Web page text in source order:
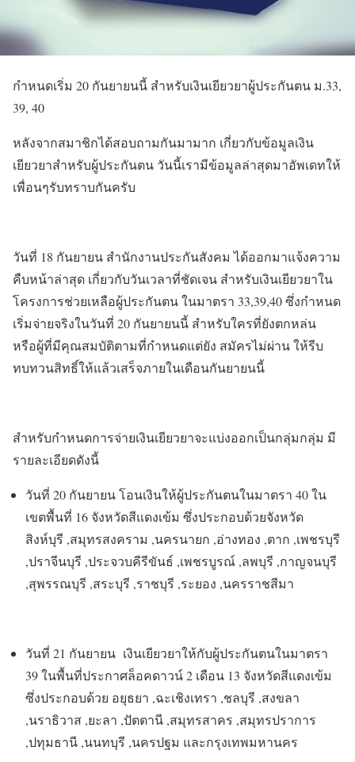
กำหนดเริ่ม 20 กันยายนนี้ สำหรับเงินเยียวยาผู้ประกันตน ม.33,
39, 40
หลังจากสมาชิกได้สอบถามกันมามาก เกี่ยวกับข้อมูลเงิน
เยียวยาสำหรับผู้ประกันตน วันนี้เรามีข้อมูลล่าสุดมาอัพเดทให้
เพื่อนๆรับทราบกันครับ
วันที่ 18 กันยายน สํานักงานประกันสังคม ได้ออกมาแจ้งความ
คืบหน้าล่าสุด เกี่ยวกับวันเวลาที่ชัดเจน สำหรับเงินเยียวยาใน
โครงการช่วยเหลือผู้ประกันตน ในมาตรา 33,39,40 ซึ่งกำหนด
เริ่มจ่ายจริงในวันที่ 20 กันยายนนี้ สำหรับใครที่ยังตกหล่น
หรือผู้ที่มีคุณสมบัติตามที่กำหนดแต่ยัง สมัครไม่ผ่าน ให้รีบ
ทบทวนสิทธิ์ให้แล้วเสร็จภายในเดือนกันยายนนี้
สำหรับกำหนดการจ่ายเงินเยียวยาจะแบ่งออกเป็นกลุ่มกลุ่ม มี
รายละเอียดดังนี้
วันที่ 20 กันยายน โอนเงินให้ผู้ประกันตนในมาตรา 40 ใน
เขตพื้นที่ 16 จังหวัดสีแดงเข้ม ซึ่งประกอบด้วยจังหวัด
สิงห์บุรี ,สมุทรสงคราม ,นครนายก ,อ่างทอง ,ตาก ,เพชรบุรี
,ปราจีนบุรี ,ประจวบคีรีขันธ์ ,เพชรบูรณ์ ,ลพบุรี ,กาญจนบุรี
,สุพรรณบุรี ,สระบุรี ,ราชบุรี ,ระยอง ,นครราชสีมา
วันที่ 21 กันยายน เงินเยียวยาให้กับผู้ประกันตนในมาตรา
39 ในพื้นที่ประกาศล็อคดาวน์ 2 เดือน 13 จังหวัดสีแดงเข้ม
ซึ่งประกอบด้วย อยุธยา ,ฉะเชิงเทรา ,ชลบุรี ,สงขลา
,นราธิวาส ,ยะลา ,ปัตตานี ,สมุทรสาคร ,สมุทรปราการ
,ปทุมธานี ,นนทบุรี ,นครปฐม และกรุงเทพมหานคร